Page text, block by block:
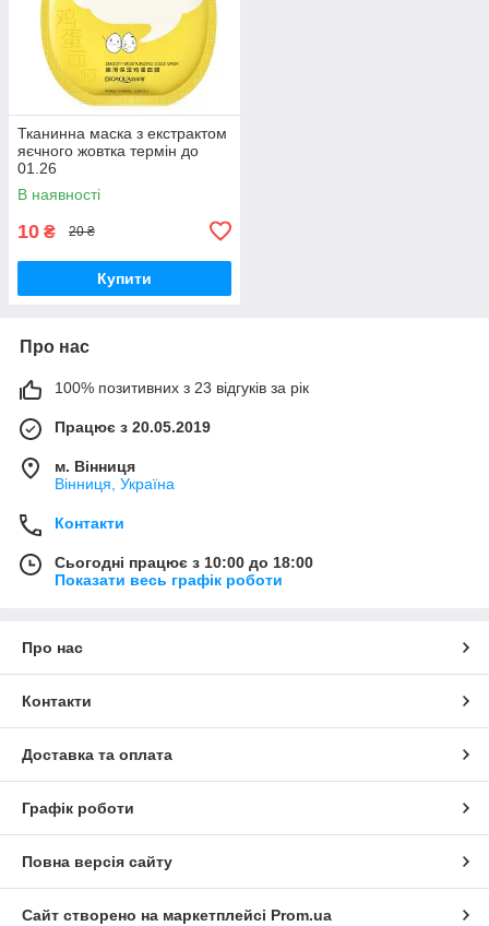
Тканинна маска з екстрактом
яєчного жовтка термін до
01.26
В наявності
10 ₴ 20 ₴
Купити
Про нас
100% позитивних з 23 відгуків за рік
Працює з 20.05.2019
м. Вінниця
Вінниця, Україна
Контакти
Сьогодні працює з 10:00 до 18:00
Показати весь графік роботи
Про нас
Контакти
Доставка та оплата
Графік роботи
Повна версія сайту
Сайт створено на маркетплейсі Prom.ua